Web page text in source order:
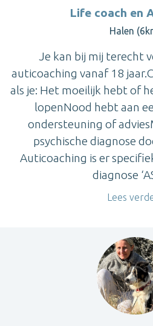
Life coach en
Halen
Je kan bij mij terecht
auticoaching vanaf 18
als je: Het moeilijk hebt of
lopenNood hebt aan
ondersteuning of
psychische diagnose
Auticoaching is er
diagnose
Lees